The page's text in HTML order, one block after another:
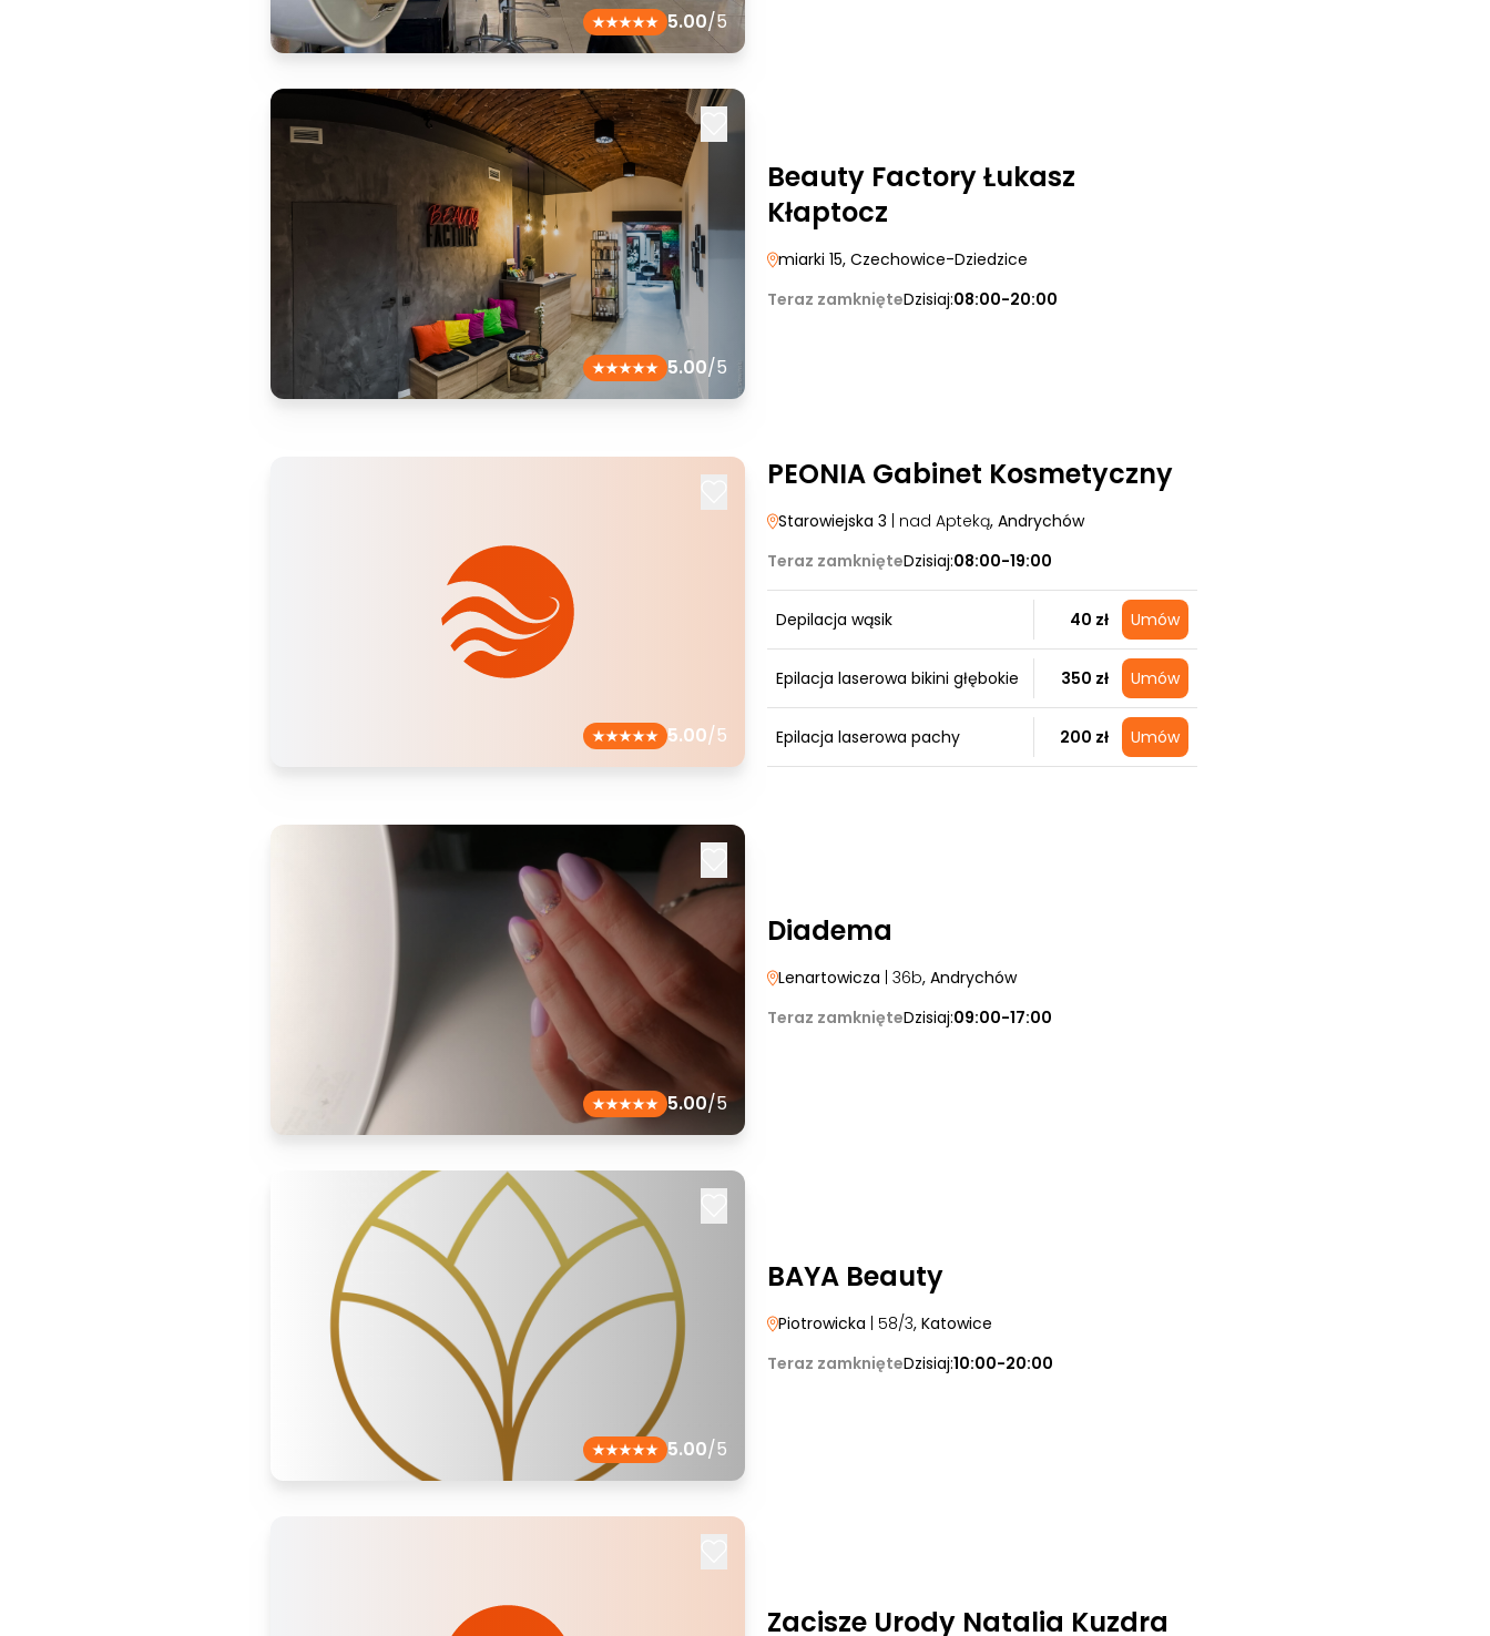
5.00/5
5.00/5
Beauty Factory Łukasz
Kłaptocz
miarki 15, Czechowice-Dziedzice
Teraz zamknięteDzisiaj:08:00-20:00
5.00/5
PEONIA Gabinet Kosmetyczny
Starowiejska 3 | nad Apteką, Andrychów
Teraz zamknięteDzisiaj:08:00-19:00
Depilacja wąsik 40 zł Umów
Epilacja laserowa bikini głębokie 350 zł Umów
Epilacja laserowa pachy 200 zł Umów
5.00/5
Diadema
Lenartowicza | 36b, Andrychów
Teraz zamknięteDzisiaj:09:00-17:00
5.00/5
BAYA Beauty
Piotrowicka | 58/3, Katowice
Teraz zamknięteDzisiaj:10:00-20:00
Zacisze Urody Natalia Kuzdra